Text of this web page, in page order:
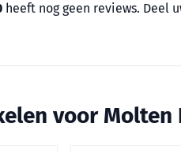
heeft nog geen reviews. Deel
voor Molten